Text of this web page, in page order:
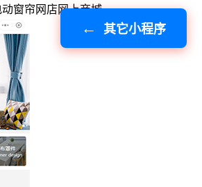
其它小程序
窗帘网店网上商城